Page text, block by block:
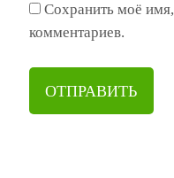
Сохранить моё
комментариев.